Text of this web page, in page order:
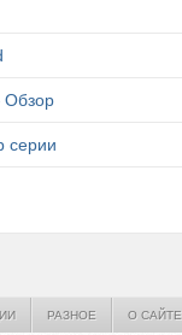
Обзор
серии
РАЗНОЕ О САЙТЕ